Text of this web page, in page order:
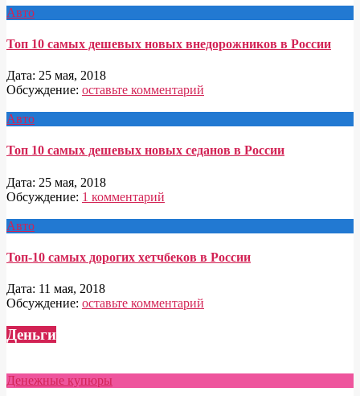
Авто
Топ 10 самых дешевых новых внедорожников в России
Дата: 25 мая, 2018
Обсуждение: оставьте комментарий
Авто
Топ 10 самых дешевых новых седанов в России
Дата: 25 мая, 2018
Обсуждение: 1 комментарий
Авто
Топ-10 самых дорогих хетчбеков в России
Дата: 11 мая, 2018
Обсуждение: оставьте комментарий
Деньги
Денежные купюры